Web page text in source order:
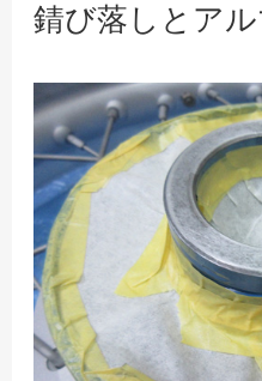
錆び落しとア